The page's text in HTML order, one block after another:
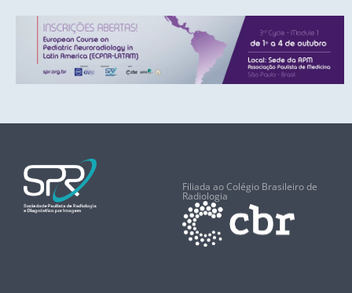
Filiada ao Colégio Brasileiro de
Radiologia